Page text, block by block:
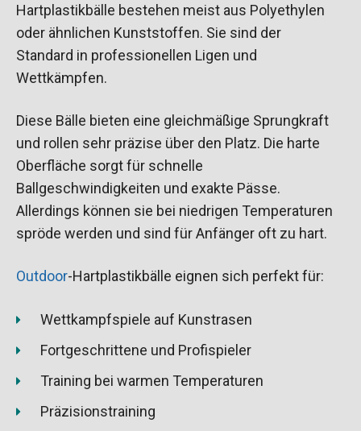
Hartplastikbälle bestehen meist aus Polyethylen
oder ähnlichen Kunststoffen. Sie sind der
Standard in professionellen Ligen und
Wettkämpfen.
Diese Bälle bieten eine gleichmäßige Sprungkraft
und rollen sehr präzise über den Platz. Die harte
Oberfläche sorgt für schnelle
Ballgeschwindigkeiten und exakte Pässe.
Allerdings können sie bei niedrigen Temperaturen
spröde werden und sind für Anfänger oft zu hart.
Outdoor-Hartplastikbälle eignen sich perfekt für:
Wettkampfspiele auf Kunstrasen
Fortgeschrittene und Profispieler
Training bei warmen Temperaturen
Präzisionstraining